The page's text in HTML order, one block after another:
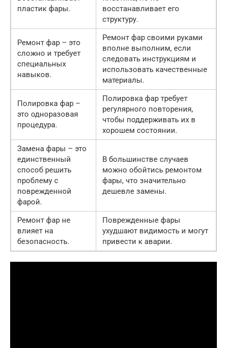
пластик фары.
восстанавливает его
структуру.
Ремонт фар – это
сложно и требует
специальных
навыков.
Ремонт фар своими руками
вполне выполним, если
следовать инструкциям и
использовать качественные
материалы.
Полировка фар –
это одноразовая
процедура.
Полировка фар требует
регулярного повторения,
чтобы поддерживать их в
хорошем состоянии.
Замена фары – это
единственный
способ решить
проблему с
поврежденной
фарой.
В большинстве случаев
можно обойтись ремонтом
фары, что значительно
дешевле замены.
Ремонт фар не
влияет на
безопасность.
Поврежденные фары
ухудшают видимость и могут
привести к аварии.